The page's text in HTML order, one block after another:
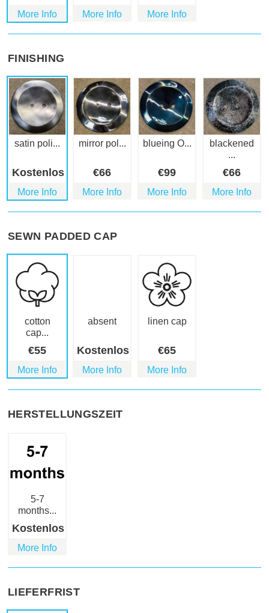
More Info More Info More Info
FINISHING
satin poli...
Kostenlos
More Info
mirror pol...
€66
More Info
blueing O...
€99
More Info
blackened
...
€66
More Info
SEWN PADDED CAP
cotton
cap...
€55
More Info
absent
Kostenlos
More Info
linen cap
€65
More Info
HERSTELLUNGSZEIT
5-7
months...
Kostenlos
More Info
LIEFERFRIST